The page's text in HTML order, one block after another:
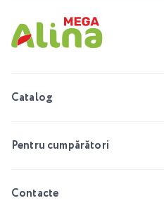
Catalog
Pentru cumpărători
Contacte